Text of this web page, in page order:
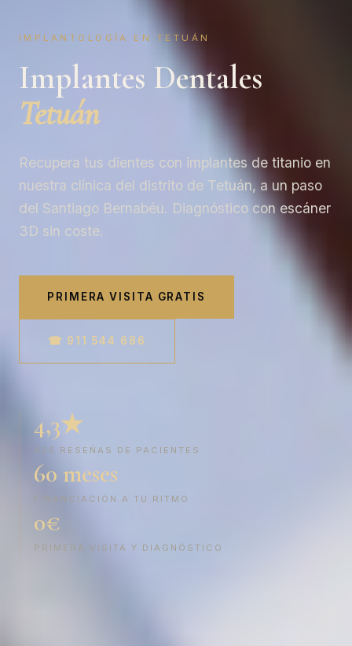
IMPLANTOLOGÍA EN TETUÁN
Implantes Dentales
Tetuán
Recupera tus dientes con implantes de titanio en
nuestra clínica del distrito de Tetuán, a un paso
del Santiago Bernabéu. Diagnóstico con escáner
3D sin coste.
PRIMERA VISITA GRATIS
☎ 911 544 686
4,3★
425 RESEÑAS DE PACIENTES
60 meses
FINANCIACIÓN A TU RITMO
0€
PRIMERA VISITA Y DIAGNÓSTICO